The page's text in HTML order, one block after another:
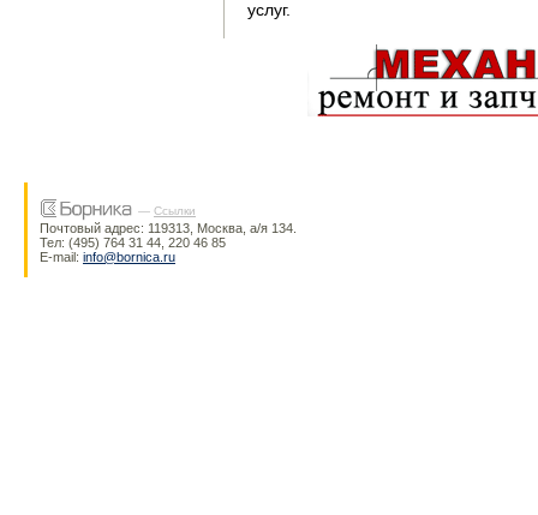
услуг.
— Ссылки
Почтовый адрес: 119313, Москва, а/я 134.
Тел: (495) 764 31 44, 220 46 85
E-mail: info@bornica.ru